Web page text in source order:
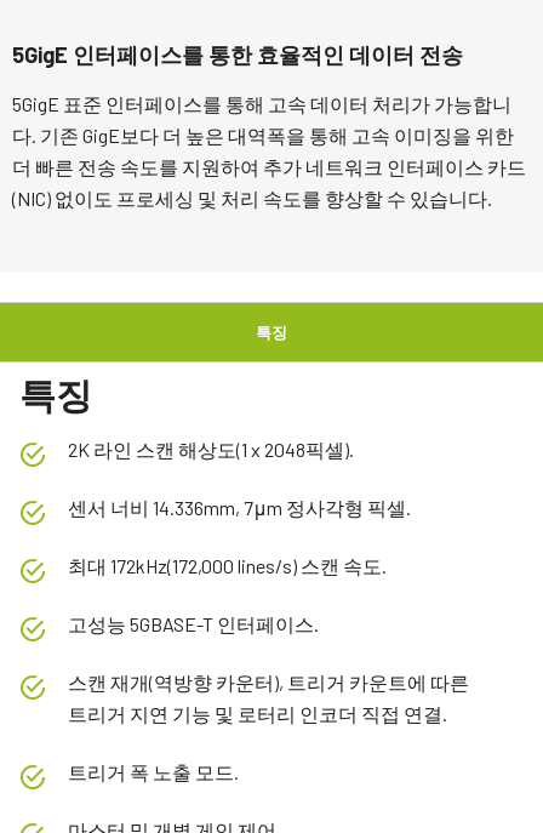
5GigE 인터페이스를 통한 효율적인 데이터 전송
5GigE 표준 인터페이스를 통해 고속 데이터 처리가 가능합니
다. 기존 GigE보다 더 높은 대역폭을 통해 고속 이미징을 위한
더 빠른 전송 속도를 지원하여 추가 네트워크 인터페이스 카드
(NIC) 없이도 프로세싱 및 처리 속도를 향상할 수 있습니다.
특징
특징
2K 라인 스캔 해상도(1 x 2048픽셀).
센서 너비 14.336mm, 7μm 정사각형 픽셀.
최대 172kHz(172,000 lines/s) 스캔 속도.
고성능 5GBASE-T 인터페이스.
스캔 재개(역방향 카운터), 트리거 카운트에 따른
트리거 지연 기능 및 로터리 인코더 직접 연결.
트리거 폭 노출 모드.